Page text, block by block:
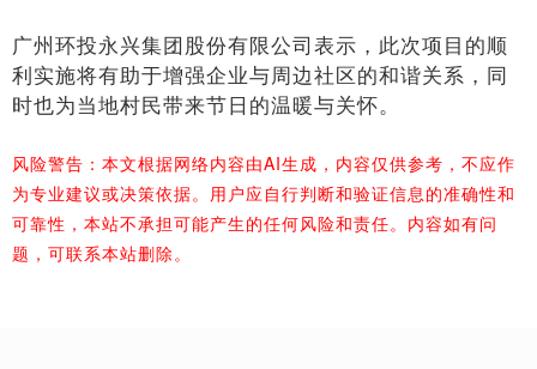
广州环投永兴集团股份有限公司表示，此次项目的顺
利实施将有助于增强企业与周边社区的和谐关系，同
时也为当地村民带来节日的温暖与关怀。
风险警告：本文根据网络内容由AI生成，内容仅供参考，不应作
为专业建议或决策依据。用户应自行判断和验证信息的准确性和
可靠性，本站不承担可能产生的任何风险和责任。内容如有问
题，可联系本站删除。